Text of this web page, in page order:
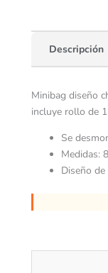
Descripción
Minibag diseño
incluye rollo de
Se
Medidas:
Diseño de